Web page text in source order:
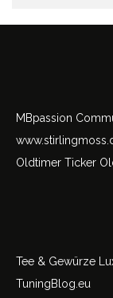
MBpassion
Oldtimer Ticker
Tee & Gewürze
TuningBlog.eu